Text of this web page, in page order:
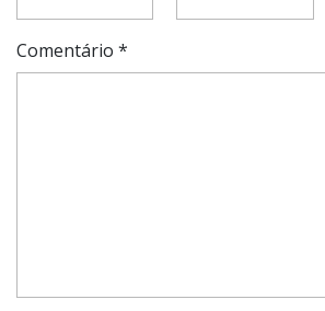
Comentário *